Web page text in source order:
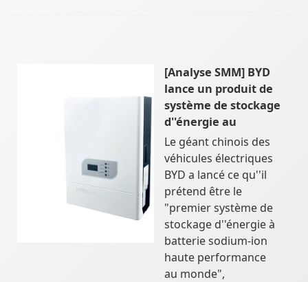
[Analyse SMM] BYD
lance un produit de
système de stockage
d''énergie au
Le géant chinois des
véhicules électriques
BYD a lancé ce qu''il
prétend être le
"premier système de
stockage d''énergie à
batterie sodium-ion
haute performance
au monde",